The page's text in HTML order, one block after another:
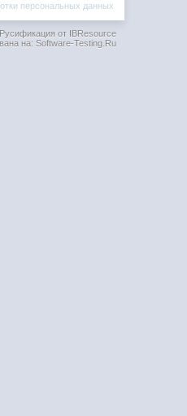
персональных данных
от IBResource
на: Software-Testing.Ru